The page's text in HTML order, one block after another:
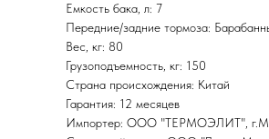
Емкость бака, л: 7
Передние/задние тормоза:
Вес, кг: 80
Грузоподъемность, кг: 150
Страна происхождения: Китай
Гарантия: 12 месяцев
Импортер: ООО "ТЕРМОЭЛИТ",